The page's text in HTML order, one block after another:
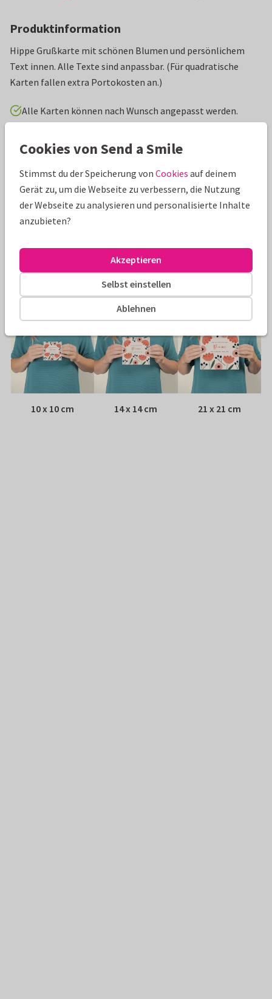
Produktinformation
Hippe Grußkarte mit schönen Blumen und persönlichem
Text innen. Alle Texte sind anpassbar. (Für quadratische
Karten fallen extra Portokosten an.)
Alle Karten können nach Wunsch angepasst werden.
Muttertagskarten Anne Brechtje
Eigenschaften dieser Karte
Papiersorte: Wähle aus 6 hochwertigen Papiersorten
Adresse: Rückseite der Karte
Größen
10 x 10 cm 14 x 14 cm 21 x 21 cm
Cookies von Send a Smile
Stimmst du der Speicherung von Cookies auf deinem
Gerät zu, um die Webseite zu verbessern, die Nutzung
der Webseite zu analysieren und personalisierte Inhalte
anzubieten?
Ablehnen
Selbst einstellen
Akzeptieren